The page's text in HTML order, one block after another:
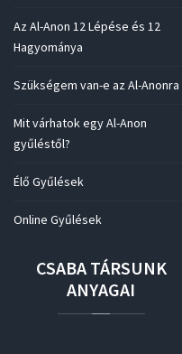
Az Al-Anon 12 Lépése és 12
Hagyománya
Szükségem van-e az Al-Anonra
Mit várhatok egy Al-Anon
gyűléstől?
Élő Gyűlések
Online Gyűlések
CSABA TÁRSUNK
ANYAGAI